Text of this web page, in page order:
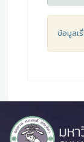
ข้อมูลเ